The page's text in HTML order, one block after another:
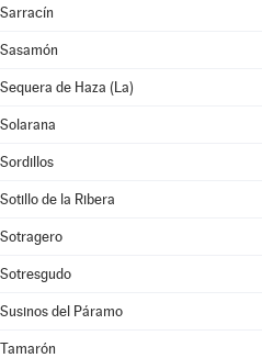
Sarracín
Sasamón
Sequera de Haza (La)
Solarana
Sordillos
Sotillo de la Ribera
Sotragero
Sotresgudo
Susinos del Páramo
Tamarón